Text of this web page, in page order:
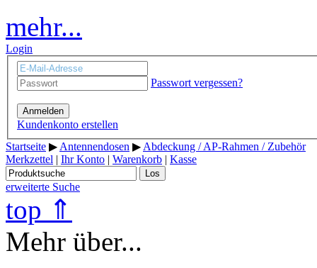
mehr...
Login
Passwort vergessen?
Anmelden
Kundenkonto erstellen
Startseite ▶ Antennendosen ▶ Abdeckung / AP-Rahmen / Zubehör
Merkzettel | Ihr Konto | Warenkorb | Kasse
Los
erweiterte Suche
top ⇑
Mehr über...